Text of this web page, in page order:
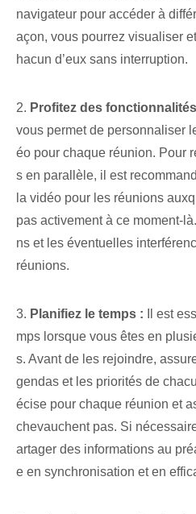
navigateur pour accéder à
açon, vous pourrez visualiser
hacun d’eux sans interruption.
2. Profitez des
vous permet de personnaliser
éo pour chaque réunion. Pour
s en parallèle, il est
la vidéo pour les réunions
pas activement à ce moment-
ns et les éventuelles
réunions.
3. Planifiez le temps : Il est
mps lorsque vous êtes en
s. Avant de les rejoindre,
gendas et les priorités de
écise pour chaque réunion et
chevauchent pas. Si
artager des informations au
e en synchronisation et en